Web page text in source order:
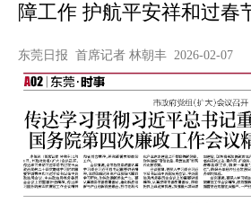
障工作 护航平安祥和过春
东莞日报 首席记者 林朝丰 2026-02-07